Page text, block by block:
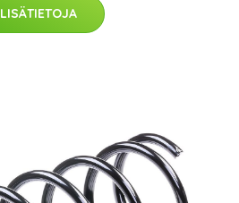
LISÄTIETOJA